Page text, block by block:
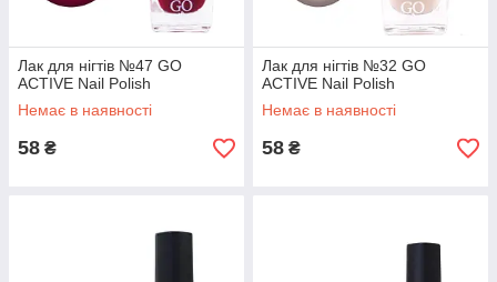
Лак для нігтів №47 GO
ACTIVE Nail Polish
Немає в наявності
58 ₴
Лак для нігтів №32 GO
ACTIVE Nail Polish
Немає в наявності
58 ₴